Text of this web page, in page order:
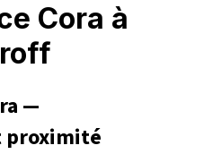
Cora à
—
proximité